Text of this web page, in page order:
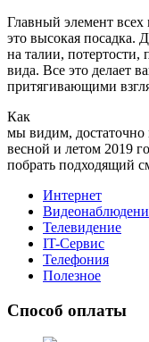
Главный элемент
это высокая посадка.
на талии,
вида. Все это делает
притягивающими
Как
мы видим, достаточно
весной и летом 2019
побрать подходящий
Интернет
Телевидение
IT-Сервис
Телефония
Полезное
Способ оплаты